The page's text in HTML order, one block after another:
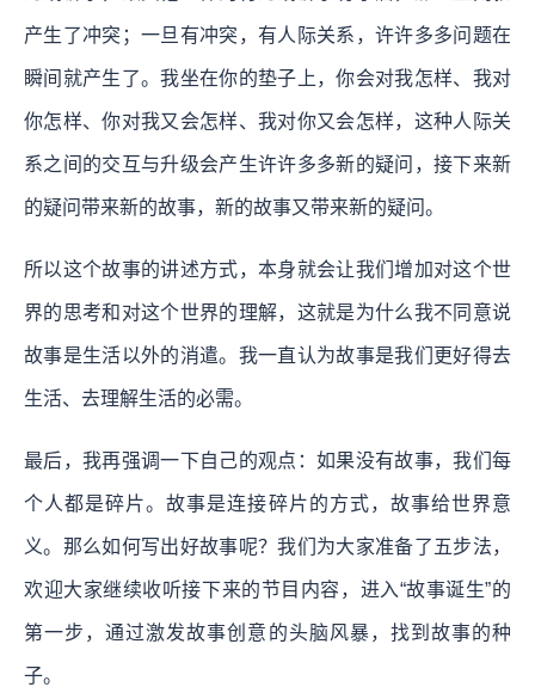
产生了冲突；一旦有冲突，有人际关系，许许多多问题在
瞬间就产生了。我坐在你的垫子上，你会对我怎样、我对
你怎样、你对我又会怎样、我对你又会怎样，这种人际关
系之间的交互与升级会产生许许多多新的疑问，接下来新
的疑问带来新的故事，新的故事又带来新的疑问。
所以这个故事的讲述方式，本身就会让我们增加对这个世
界的思考和对这个世界的理解，这就是为什么我不同意说
故事是生活以外的消遣。我一直认为故事是我们更好得去
生活、去理解生活的必需。
最后，我再强调一下自己的观点：如果没有故事，我们每
个人都是碎片。故事是连接碎片的方式，故事给世界意
义。那么如何写出好故事呢？我们为大家准备了五步法，
欢迎大家继续收听接下来的节目内容，进入“故事诞生”的
第一步，通过激发故事创意的头脑风暴，找到故事的种
子。